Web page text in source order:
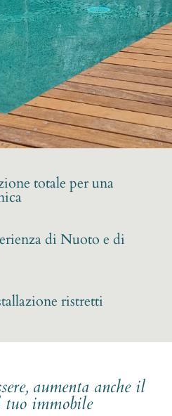
totale per una
di Nuoto e di
ristretti
aumenta anche il
tuo immobile